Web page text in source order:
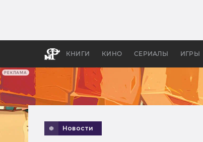
РЕКЛАМА
КНИГИ КИНО СЕРИАЛЫ ИГРЫ
Новости